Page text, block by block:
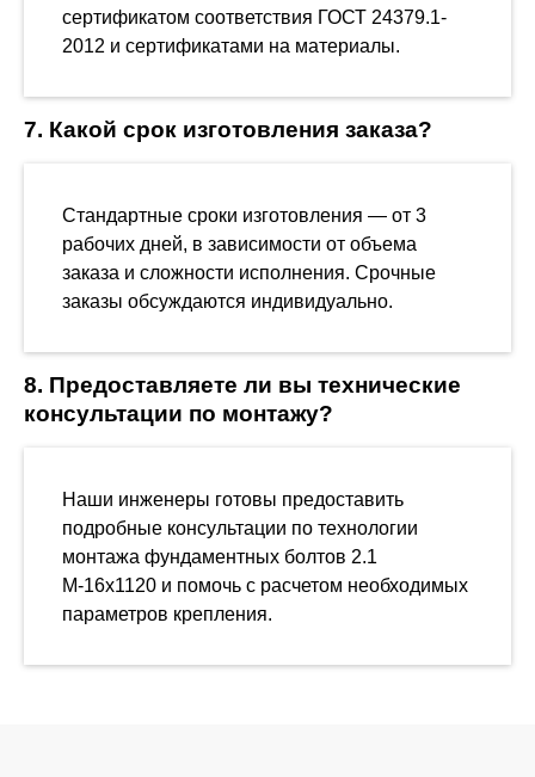
сертификатом соответствия ГОСТ 24379.1-
2012 и сертификатами на материалы.
7. Какой срок изготовления заказа?
Стандартные сроки изготовления — от 3
рабочих дней, в зависимости от объема
заказа и сложности исполнения. Срочные
заказы обсуждаются индивидуально.
8. Предоставляете ли вы технические
консультации по монтажу?
Наши инженеры готовы предоставить
подробные консультации по технологии
монтажа фундаментных болтов 2.1
М-16х1120 и помочь с расчетом необходимых
параметров крепления.